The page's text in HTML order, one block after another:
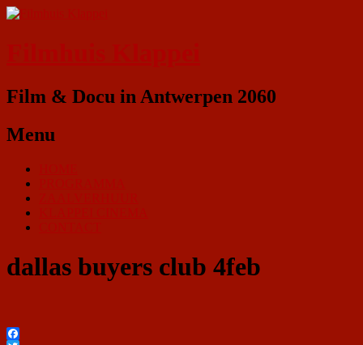
Film & Docu in Antwerpen 2060
Menu
dallas buyers club 4feb